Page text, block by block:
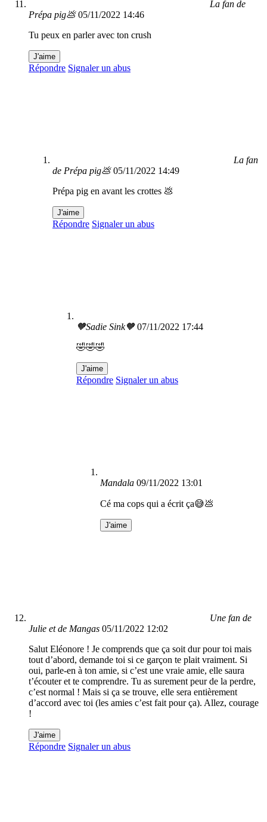
La fan de
Prépa pig💩 05/11/2022 14:46
Tu peux en parler avec ton crush
J'aime
Répondre Signaler un abus
La fan
de Prépa pig💩 05/11/2022 14:49
Prépa pig en avant les crottes 💩
J'aime
Répondre Signaler un abus
🧡Sadie Sink🧡 07/11/2022 17:44
🤣🤣🤣
J'aime
Répondre Signaler un abus
Mandala 09/11/2022 13:01
Cé ma cops qui a écrit ça😅💩
J'aime
Une fan de
Julie et de Mangas 05/11/2022 12:02
Salut Eléonore ! Je comprends que ça soit dur pour toi mais
tout d’abord, demande toi si ce garçon te plait vraiment. Si
oui, parle-en à ton amie, si c’est une vraie amie, elle saura
t’écouter et te comprendre. Tu as surement peur de la perdre,
c’est normal ! Mais si ça se trouve, elle sera entièrement
d’accord avec toi (les amies c’est fait pour ça). Allez, courage
!
J'aime
Répondre Signaler un abus